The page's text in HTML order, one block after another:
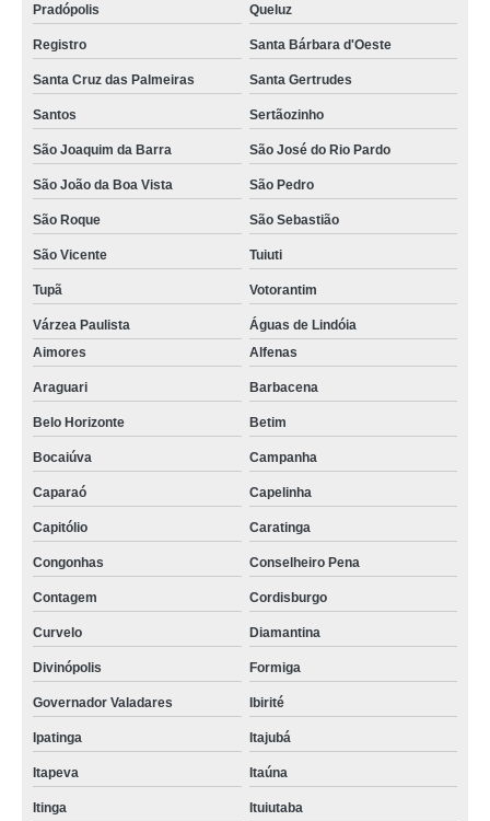
Pradópolis Queluz
Registro Santa Bárbara d'Oeste
Santa Cruz das Palmeiras Santa Gertrudes
Santos Sertãozinho
São Joaquim da Barra São José do Rio Pardo
São João da Boa Vista São Pedro
São Roque São Sebastião
São Vicente Tuiuti
Tupã Votorantim
Várzea Paulista
Águas de Lindóia
Aimores
Alfenas
Araguari Barbacena
Belo Horizonte Betim
Bocaiúva Campanha
Caparaó Capelinha
Capitólio Caratinga
Congonhas Conselheiro Pena
Contagem Cordisburgo
Curvelo Diamantina
Divinópolis Formiga
Governador Valadares Ibirité
Ipatinga Itajubá
Itapeva Itaúna
Itinga Ituiutaba